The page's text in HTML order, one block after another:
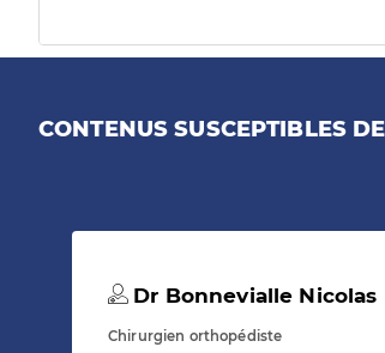
CONTENUS SUSCEPTIBLES
Dr Bonnevialle Nicolas
Chirurgien orthopédiste